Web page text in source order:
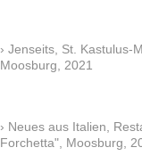
Jenseits, St. Kastulus-
Moosburg, 2021
Neues aus Italien,
Forchetta", Moosburg,